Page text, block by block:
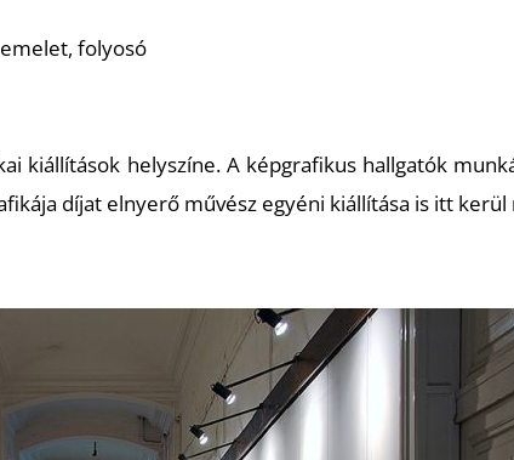
folyosó
kiállítások helyszíne. A képgrafikus hallgatók
díjat elnyerő művész egyéni kiállítása is itt